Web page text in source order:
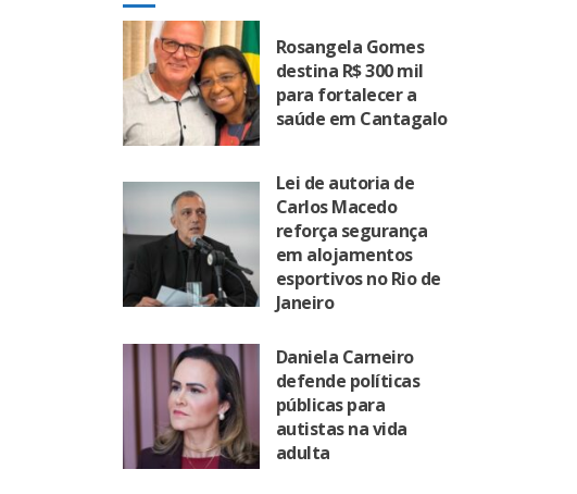
Rosangela Gomes
destina R$ 300 mil
para fortalecer a
saúde em Cantagalo
Lei de autoria de
Carlos Macedo
reforça segurança
em alojamentos
esportivos no Rio de
Janeiro
Daniela Carneiro
defende políticas
públicas para
autistas na vida
adulta